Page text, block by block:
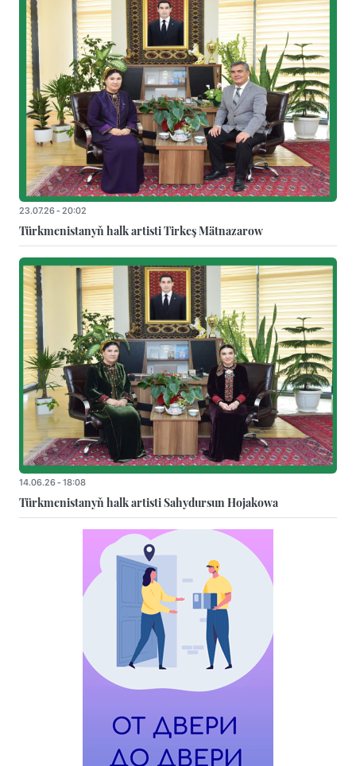
23.07.26 - 20:02
Türkmenistanyň halk artisti Tirkeş Mätnazarow
14.06.26 - 18:08
Türkmenistanyň halk artisti Sahydursun Hojakowa